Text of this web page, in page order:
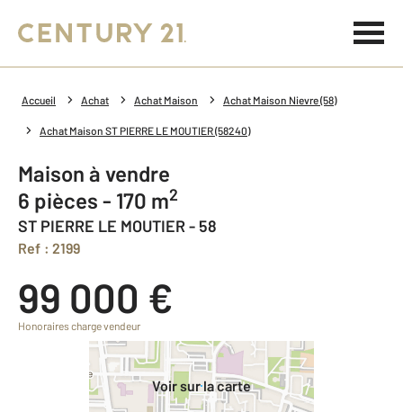
Accueil Achat Achat Maison Achat Maison Nievre (58)
Achat Maison ST PIERRE LE MOUTIER (58240)
Maison à vendre
6 pièces - 170 m2
ST PIERRE LE MOUTIER - 58
Ref : 2199
99 000 €
Honoraires charge vendeur
Voir sur la carte